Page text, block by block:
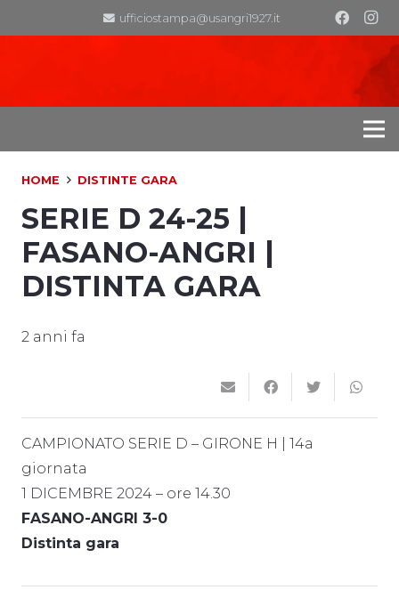
ufficiostampa@usangri1927.it
HOME DISTINTE GARA
SERIE D 24-25 |
FASANO-ANGRI |
DISTINTA GARA
2 anni fa
CAMPIONATO SERIE D – GIRONE H | 14a
giornata
1 DICEMBRE 2024 – ore 14.30
FASANO-ANGRI 3-0
Distinta gara